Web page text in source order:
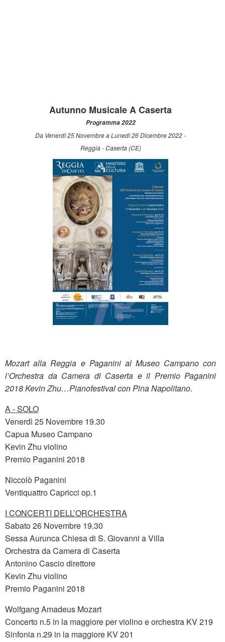
Autunno Musicale A Caserta
Programma 2022
Da Venerdì 25 Novembre a Lunedì 26 Dicembre 2022 -
Reggia - Caserta (CE)
Mozart alla Reggia e Paganini al Museo Campano con
l’Orchestra da Camera di Caserta e il Premio Paganini
2018 Kevin Zhu…Pianofestival con Pina Napolitano.
A - SOLO
Venerdì 25 Novembre 19.30
Capua Museo Campano
Kevin Zhu violino
Premio Paganini 2018
Niccolò Paganini
Ventiquattro Capricci op.1
I CONCERTI DELL’ORCHESTRA
Sabato 26 Novembre 19.30
Sessa Aurunca Chiesa di S. Giovanni a Villa
Orchestra da Camera di Caserta
Antonino Cascio direttore
Kevin Zhu violino
Premio Paganini 2018
Wolfgang Amadeus Mozart
Concerto n.5 in la maggiore per violino e orchestra KV 219
Sinfonia n.29 in la maggiore KV 201